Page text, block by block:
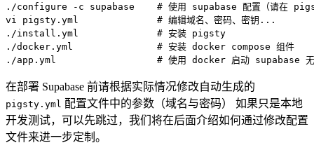
./configure -c supabase # 使用 supabase 配置（请在
vi pigsty.yml # 编辑域名、密码、密钥...
./install.yml # 安装 pigsty
./docker.yml # 安装 docker compose 组件
./app.yml # 使用 docker 启动 supabase 无
在部署 Supabase 前请根据实际情况修改自动生成的
pigsty.yml 配置文件中的参数（域名与密码） 如果只是本地
开发测试，可以先跳过，我们将在后面介绍如何通过修改配置
文件来进一步定制。